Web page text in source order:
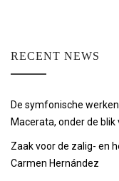
RECENT NEWS
De symfonische
Macerata, onder de blik
Zaak voor de zalig- en
Carmen Hernández